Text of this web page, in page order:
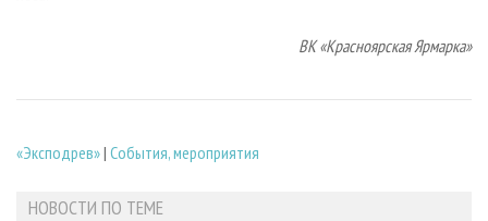
ВК «Красноярская Ярмарка»
«Эксподрев»| События, мероприятия
НОВОСТИ ПО ТЕМЕ